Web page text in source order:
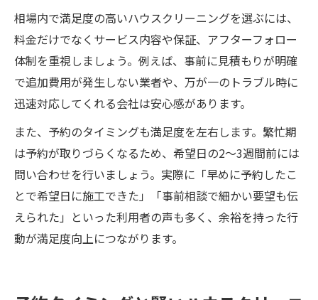
相場内で満足度の高いハウスクリーニングを選ぶには、
料金だけでなくサービス内容や保証、アフターフォロー
体制を重視しましょう。例えば、事前に見積もりが明確
で追加費用が発生しない業者や、万が一のトラブル時に
迅速対応してくれる会社は安心感があります。
また、予約のタイミングも満足度を左右します。繁忙期
は予約が取りづらくなるため、希望日の2～3週間前には
問い合わせを行いましょう。実際に「早めに予約したこ
とで希望日に施工できた」「事前相談で細かい要望も伝
えられた」といった利用者の声も多く、余裕を持った行
動が満足度向上につながります。